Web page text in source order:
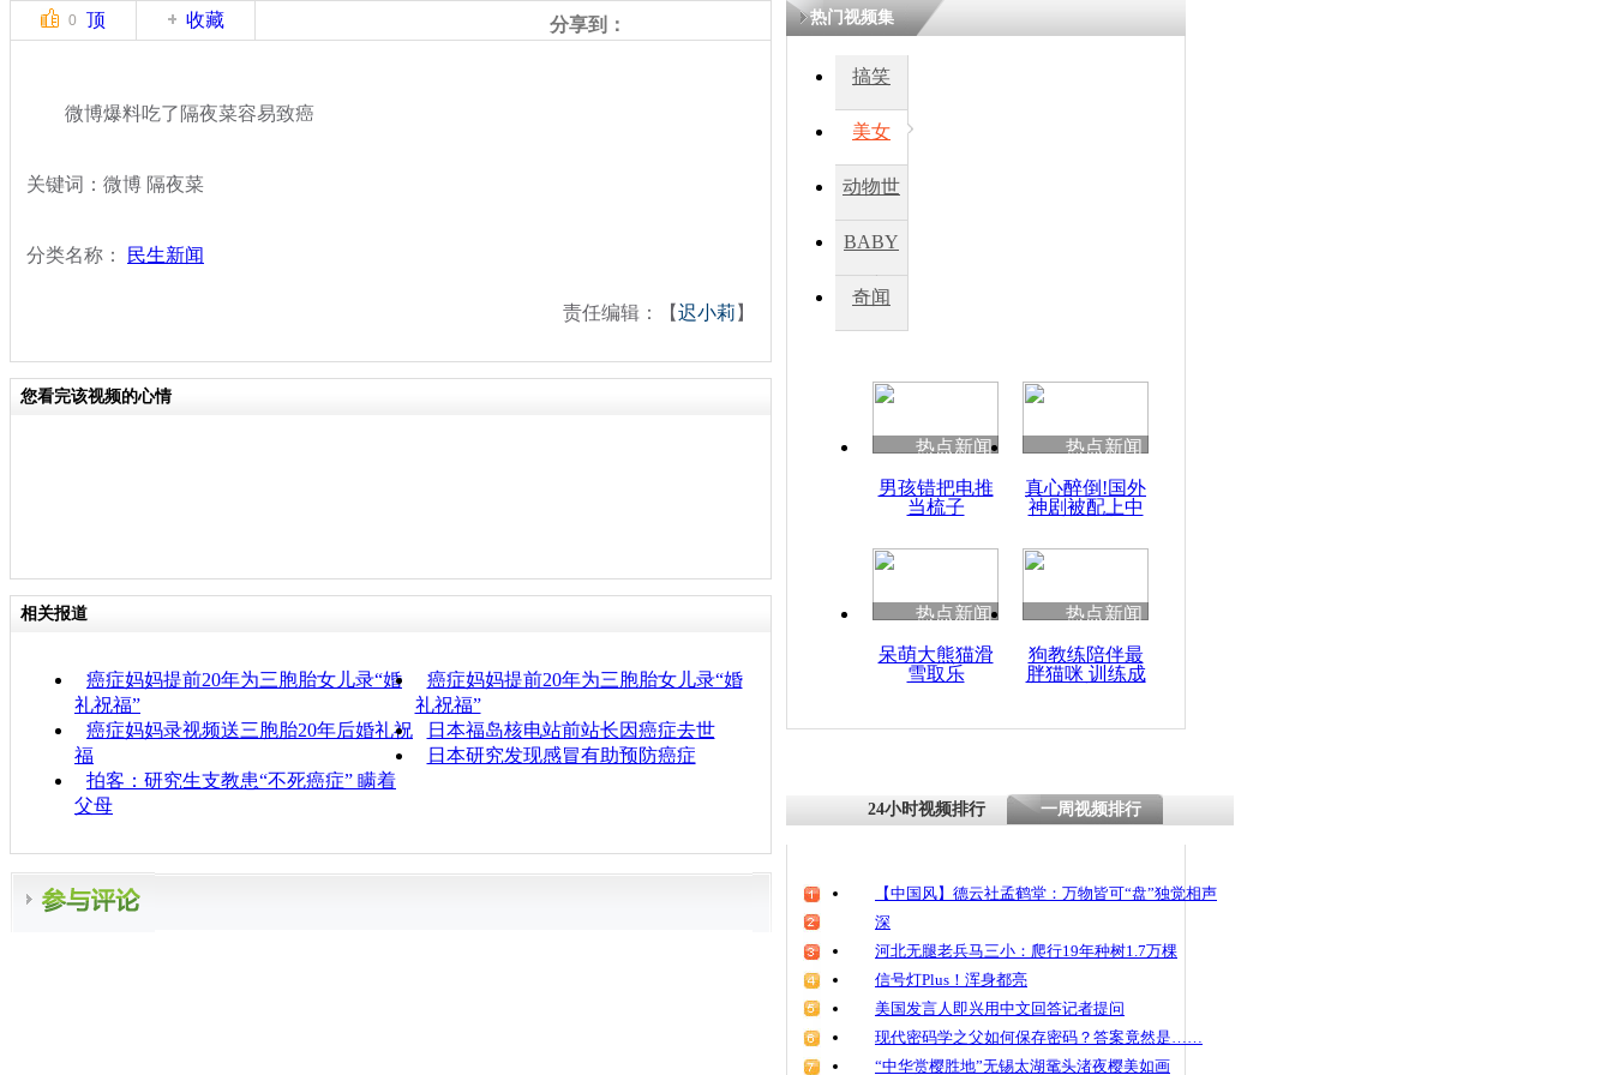
0 顶 收藏 分享到：
微博爆料吃了隔夜菜容易致癌
关键词：微博 隔夜菜
分类名称： 民生新闻
责任编辑：【迟小莉 】
您看完该视频的心情
相关报道
癌症妈妈提前20年为三胞胎女儿录“婚
礼祝福”
癌症妈妈提前20年为三胞胎女儿录“婚
礼祝福”
癌症妈妈录视频送三胞胎20年后婚礼祝
福
日本福岛核电站前站长因癌症去世
日本研究发现感冒有助预防癌症
拍客：研究生支教患“不死癌症” 瞒着
父母
热门视频集
搞笑
美女
动物世
BABY
秀
奇闻
热点新闻
男孩错把电推
当梳子
热点新闻
真心醉倒!国外
神剧被配上中
热点新闻
呆萌大熊猫滑
雪取乐
热点新闻
狗教练陪伴最
胖猫咪 训练成
24小时视频排行 一周视频排行
【中国风】德云社孟鹤堂：万物皆可“盘”独觉相声
深
河北无腿老兵马三小：爬行19年种树1.7万棵
信号灯Plus！浑身都亮
美国发言人即兴用中文回答记者提问
现代密码学之父如何保存密码？答案竟然是……
“中华赏樱胜地”无锡太湖鼋头渚夜樱美如画